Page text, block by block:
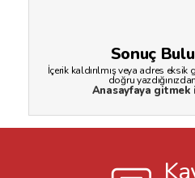
Sonuç
İçerik kaldırılmış veya adres
doğru
Anasayfaya gitmek